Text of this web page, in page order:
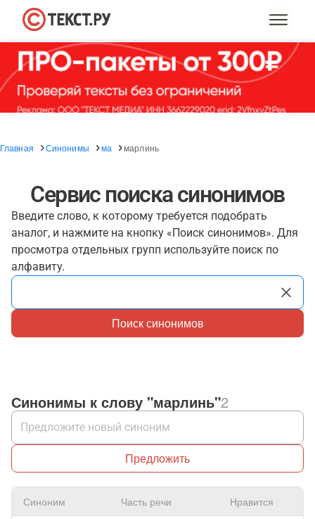
Главная Синонимы ма марлинь
Сервис поиска синонимов
Введите слово, к которому требуется подобрать
аналог, и нажмите на кнопку «Поиск синонимов». Для
просмотра отдельных групп используйте поиск по
алфавиту.
Поиск синонимов
Синонимы к слову "марлинь"2
Предложить
Синоним Часть речи Нравится